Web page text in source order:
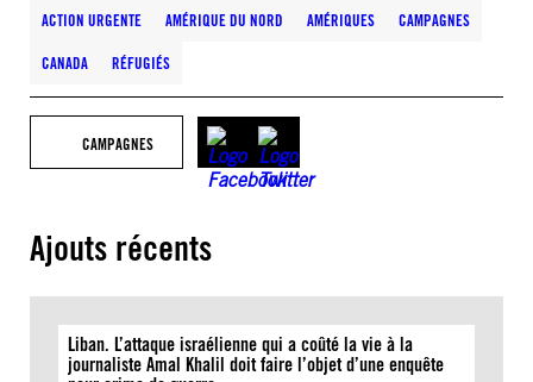
ACTION URGENTE AMÉRIQUE DU NORD AMÉRIQUES CAMPAGNES
CANADA RÉFUGIÉS
CAMPAGNES
Ajouts récents
Liban. L’attaque israélienne qui a coûté la vie à la
journaliste Amal Khalil doit faire l’objet d’une enquête